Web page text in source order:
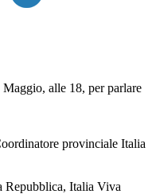
alle 18, per parlare
provinciale Italia
Repubblica, Italia Viva